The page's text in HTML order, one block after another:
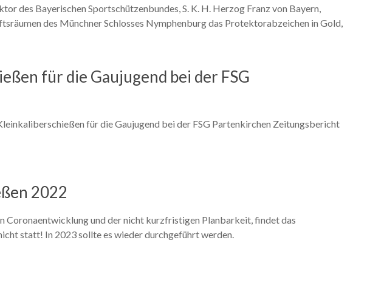
des Bayerischen Sportschützenbundes, S. K. H. Herzog Franz von Bayern,
des Münchner Schlosses Nymphenburg das Protektorabzeichen in Gold,
für die Gaujugend bei der FSG
für die Gaujugend bei der FSG Partenkirchen Zeitungsbericht
2022
Coronaentwicklung und der nicht kurzfristigen Planbarkeit, findet das
statt! In 2023 sollte es wieder durchgeführt werden.